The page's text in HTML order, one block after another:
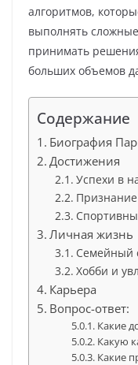
алгоритмов,
выполнять
принимать
больших объемов
Содержание
Биография
Достижения
Успехи в
Признание
Личная жизнь
Семейный
Хобби и
Карьера
Вопрос-ответ:
Какие
Какую
Какие